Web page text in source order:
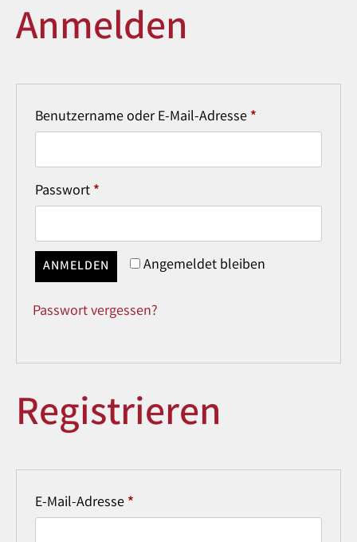
Anmelden
Benutzername oder E-Mail-Adresse*
Passwort*
Angemeldet bleiben
ANMELDEN
Passwort vergessen?
Registrieren
E-Mail-Adresse*